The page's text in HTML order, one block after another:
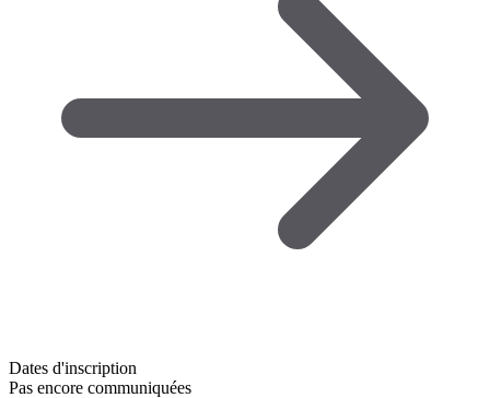
Dates d'inscription
Pas encore communiquées